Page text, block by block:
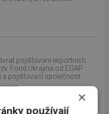
pojišťování exportních
Fond Ukrajina od EGAP.
a pojišťovací společnost
×
používají